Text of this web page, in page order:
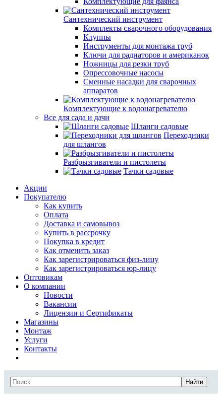
Сантехнический инструмент
Комплекты сварочного оборудования
Клуппы
Инструменты для монтажа труб
Ключи для радиаторов и американок
Ножницы для резки труб
Опрессовочные насосы
Сменные насадки для сварочных
аппаратов
Комплектующие к водонагревателю
Все для сада и дачи
Шланги садовые
Переходники
для шлангов
Разбрызгиватели и пистолеты
Тачки садовые
Акции
Покупателю
Как купить
Оплата
Доставка и самовывоз
Купить в рассрочку
Покупка в кредит
Как отменить заказ
Как зарегистрироваться физ-лицу
Как зарегистрироваться юр-лицу
Оптовикам
О компании
Новости
Вакансии
Лицензии и Сертификаты
Магазины
Монтаж
Услуги
Контакты
Найти